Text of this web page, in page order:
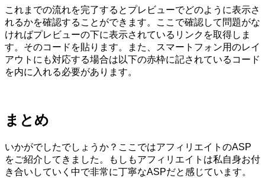
これまでの流れを完了するとプレビューでどのように表示さ
れるかを確認することができます。ここで確認して問題がな
ければプレビューの下に表示されているリンクを取得しま
す。そのコードを貼ります。また、スマートフォン用のレイ
アウトにも対応する場合は以下の赤枠に記されているコード
を内に入れる必要があります。
まとめ
いかがでしたでしょうか？ここではアフィリエイトのASP
をご紹介してきました。もしもアフィリエイトは私自身お付
き合いしていく中で非常に丁寧なASPだと感じています。